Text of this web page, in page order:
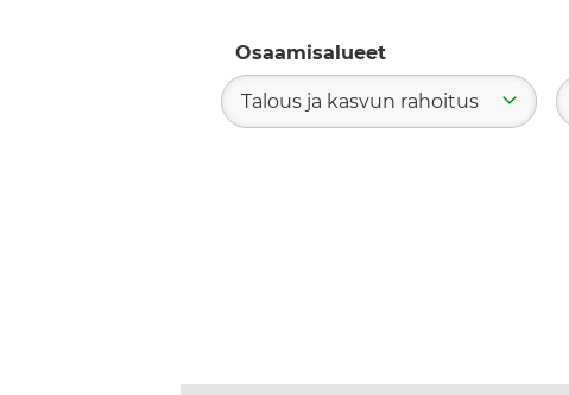
Osaamisalueet
Talous ja kasvun rahoitus